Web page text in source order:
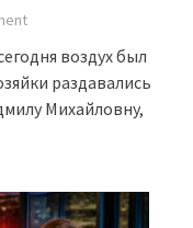
воздух был
раздавались
Михайловну,